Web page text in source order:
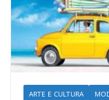
ARTE E CULTURA